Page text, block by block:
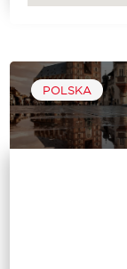
POLSKA